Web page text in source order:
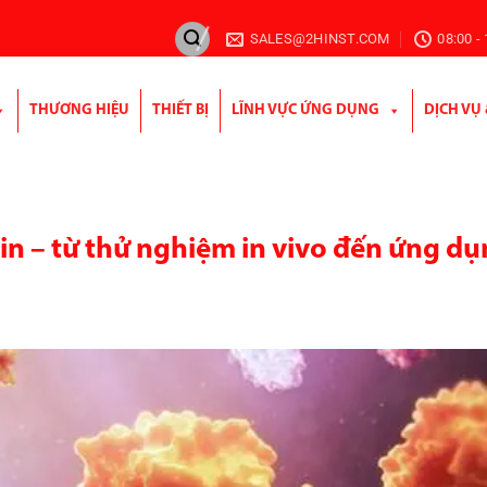
SALES@2HINST.COM 08:00 -
THƯƠNG HIỆU THIẾT BỊ LĨNH VỰC ỨNG DỤNG DỊCH VỤ
– từ thử nghiệm in vivo đến ứng